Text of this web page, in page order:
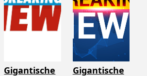
Gigantische
Gigantische